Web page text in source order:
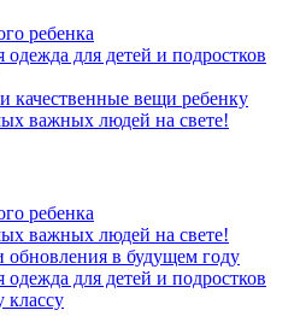
ребенка
одежда для детей и подростков
качественные вещи ребенку
важных людей на свете!
ребенка
важных людей на свете!
в будущем году
одежда для детей и подростков
классу